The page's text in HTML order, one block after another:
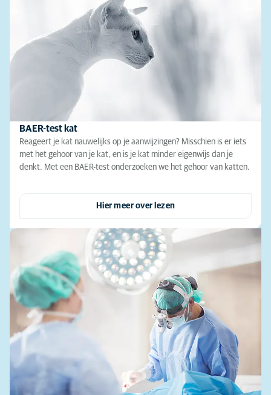
BAER-test kat
Reageert je kat nauwelijks op je aanwijzingen? Misschien is er iets
met het gehoor van je kat, en is je kat minder eigenwijs dan je
denkt. Met een BAER-test onderzoeken we het gehoor van katten.
Hier meer over lezen